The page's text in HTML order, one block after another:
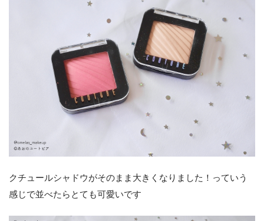
クチュールシャドウがそのまま大きくなりました！っていう
感じで並べたらとても可愛いです